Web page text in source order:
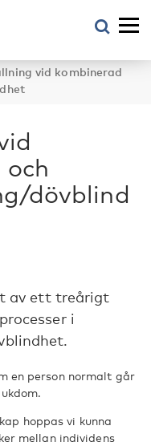
vid kombinerad
dövblind
av ett treårigt
i
en person normalt går
hoppas vi kunna
mellan individens